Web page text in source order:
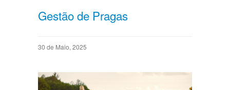
Gestão de Pragas
30 de Maio, 2025